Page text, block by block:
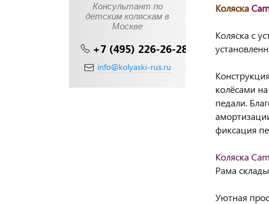
Консультант по
детским коляскам в
Москве
+7 (495) 226-26-28
info@kolyaski-rus.ru
Коляска
Коляска с
колёсами
педали.
фиксация
Коляска
Рама
Уютная